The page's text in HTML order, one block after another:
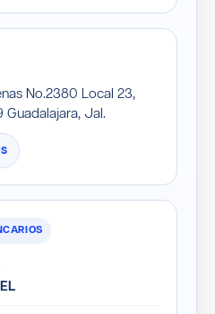
No.2380 Local 23,
Guadalajara, Jal.